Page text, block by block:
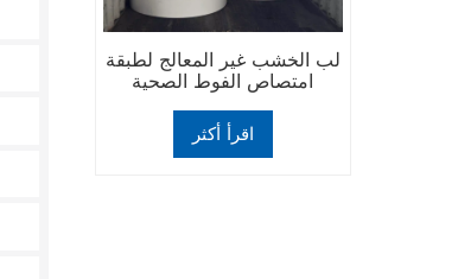
لب الخشب غير المعالج لطبقة
امتصاص الفوط الصحية
اقرأ أكثر